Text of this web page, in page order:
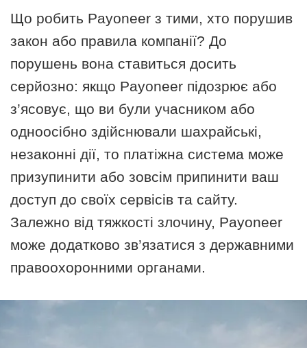
Що робить Payoneer з тими, хто порушив
закон або правила компанії? До
порушень вона ставиться досить
серйозно: якщо Payoneer підозрює або
з’ясовує, що ви були учасником або
одноосібно здійснювали шахрайські,
незаконні дії, то платіжна система може
призупинити або зовсім припинити ваш
доступ до своїх сервісів та сайту.
Залежно від тяжкості злочину, Payoneer
може додатково зв’язатися з державними
правоохоронними органами.